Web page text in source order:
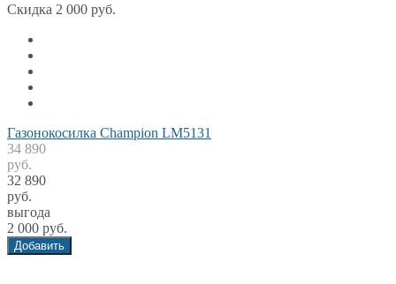
Скидка 2 000 руб.
Газонокосилка Champion LM5131
34 890
руб.
32 890
руб.
выгода
2 000 руб.
Добавить